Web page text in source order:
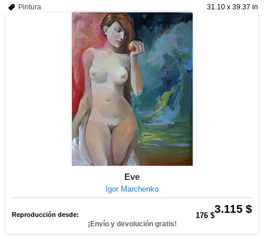
31.10 x 39.37 in
Pintura
Eve
Igor Marchenko
3.115 $
Reproducción desde: 176 $
¡Envío y devolución gratis!